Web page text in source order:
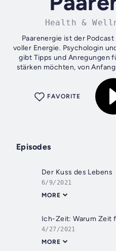
Health &
Paarenergie ist der
voller Energie. Psychologin
gibt Tipps und Anregungen
stärken möchten, von
haben
FAVORITE
Episodes
Der Kuss des Lebens
6/9/2021
MORE
4/27/2021
MORE